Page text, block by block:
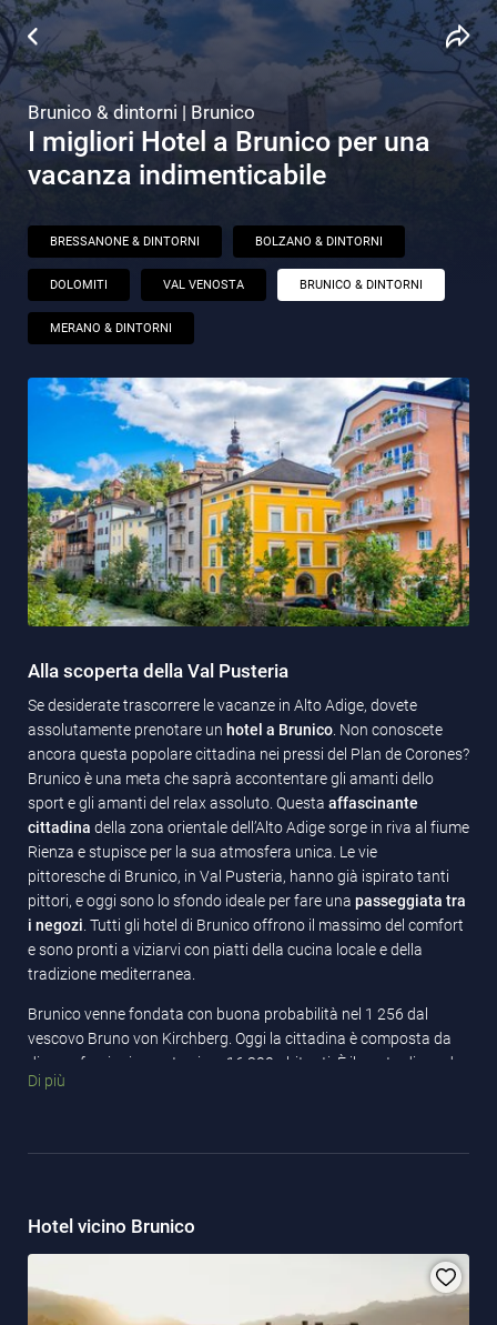
Brunico & dintorni | Brunico
I migliori Hotel a Brunico per una
vacanza indimenticabile
BRESSANONE & DINTORNI BOLZANO & DINTORNI
DOLOMITI VAL VENOSTA BRUNICO & DINTORNI
MERANO & DINTORNI
Alla scoperta della Val Pusteria
Se desiderate trascorrere le vacanze in Alto Adige, dovete
assolutamente prenotare un hotel a Brunico . Non conoscete
ancora questa popolare cittadina nei pressi del Plan de Corones?
Brunico è una meta che saprà accontentare gli amanti dello
sport e gli amanti del relax assoluto. Questa affascinante
cittadina della zona orientale dell’Alto Adige sorge in riva al fiume
Rienza e stupisce per la sua atmosfera unica. Le vie
pittoresche di Brunico, in Val Pusteria, hanno già ispirato tanti
pittori, e oggi sono lo sfondo ideale per fare una passeggiata tra
i negozi . Tutti gli hotel di Brunico offrono il massimo del comfort
e sono pronti a viziarvi con piatti della cucina locale e della
tradizione mediterranea.
Brunico venne fondata con buona probabilità nel 1 256 dal
vescovo Bruno von Kirchberg. Oggi la cittadina è composta da
diverse frazioni e conta circa 16 300 abitanti. È il punto di snodo
di tre valli: Val Badia, Val Pusteria e Valle Aurina. Il luogo perfetto
Di più
Hotel vicino Brunico